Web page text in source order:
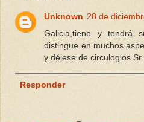
Unknown 28 de
Galicia,tiene y tendrá
distingue en muchos
y déjese de circulogios
Responder